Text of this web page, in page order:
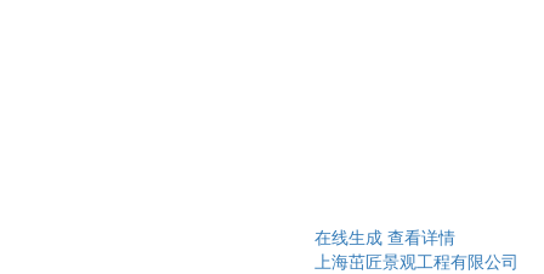
在线生成 查看详情
上海茁匠景观工程有限公司